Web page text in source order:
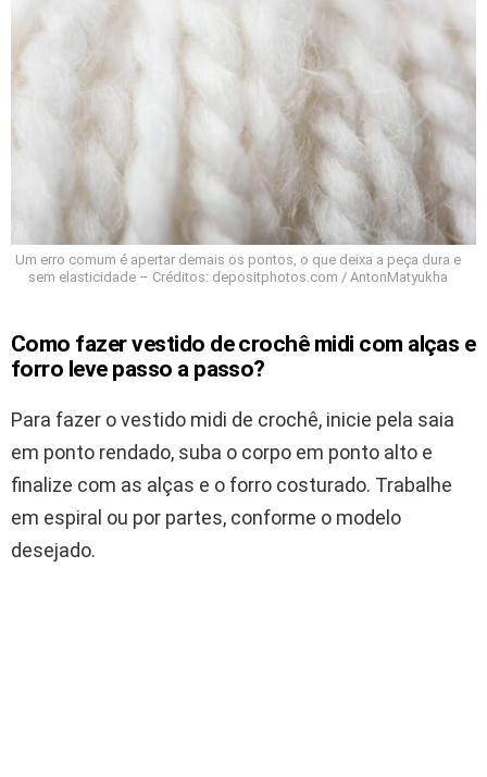
Um erro comum é apertar demais os pontos, o que deixa a peça dura e
sem elasticidade – Créditos: depositphotos.com / AntonMatyukha
Como fazer vestido de crochê midi com alças e
forro leve passo a passo?
Para fazer o vestido midi de crochê, inicie pela saia
em ponto rendado, suba o corpo em ponto alto e
finalize com as alças e o forro costurado. Trabalhe
em espiral ou por partes, conforme o modelo
desejado.